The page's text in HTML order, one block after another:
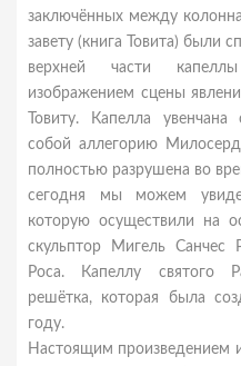
заключённых между
завету (книга Товита) были
верхней части
изображением сцены
Товиту. Капелла увенчана
собой аллегорию
полностью разрушена во
сегодня мы можем
которую осуществили на
скульптор Мигель
Роса. Капеллу святого
решётка, которая была
году.
Настоящим произведением